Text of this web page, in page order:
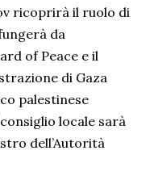
ricoprirà il ruolo di
da
of Peace e il
di Gaza
palestinese
locale sarà
dell’Autorità